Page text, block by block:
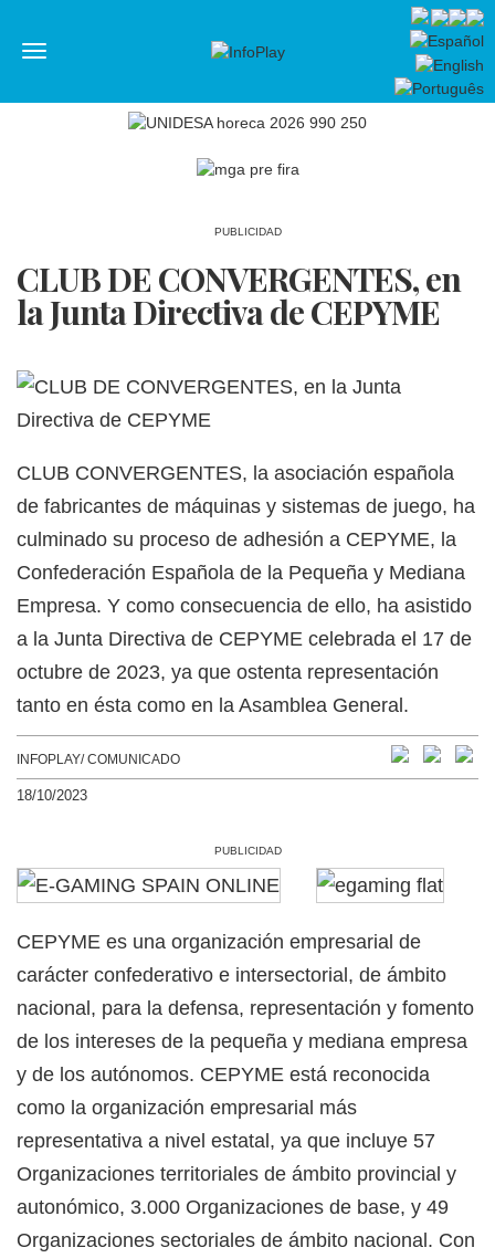
Menú
PUBLICIDAD
CLUB DE CONVERGENTES, en
la Junta Directiva de CEPYME
CLUB CONVERGENTES, la asociación española
de fabricantes de máquinas y sistemas de juego, ha
culminado su proceso de adhesión a CEPYME, la
Confederación Española de la Pequeña y Mediana
Empresa. Y como consecuencia de ello, ha asistido
a la Junta Directiva de CEPYME celebrada el 17 de
octubre de 2023, ya que ostenta representación
tanto en ésta como en la Asamblea General.
INFOPLAY/ COMUNICADO
18/10/2023
PUBLICIDAD
CEPYME es una organización empresarial de
carácter confederativo e intersectorial, de ámbito
nacional, para la defensa, representación y fomento
de los intereses de la pequeña y mediana empresa
y de los autónomos. CEPYME está reconocida
como la organización empresarial más
representativa a nivel estatal, ya que incluye 57
Organizaciones territoriales de ámbito provincial y
autonómico, 3.000 Organizaciones de base, y 49
Organizaciones sectoriales de ámbito nacional. Con